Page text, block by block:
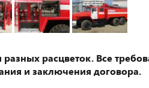
расцветок. Все
и заключения договора.